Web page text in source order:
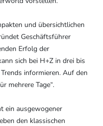
und übersichtlichen
Geschäftsführer
Erfolg der
sich bei H+Z in drei bis
informieren. Auf den
mehrere Tage“.
ein ausgewogener
den klassischen